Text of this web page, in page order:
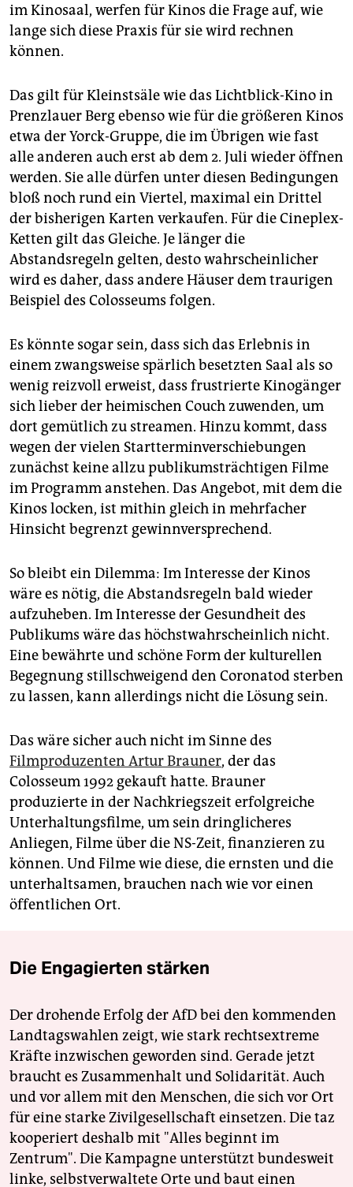
im Kinosaal, werfen für Kinos die Frage auf, wie
lange sich diese Praxis für sie wird rechnen
können.
Das gilt für Kleinstsäle wie das Lichtblick-Kino in
Prenzlauer Berg ebenso wie für die größeren Kinos
etwa der Yorck-Gruppe, die im Übrigen wie fast
alle anderen auch erst ab dem 2. Juli wieder öffnen
werden. Sie alle dürfen unter diesen Bedingungen
bloß noch rund ein Viertel, maximal ein Drittel
der bisherigen Karten verkaufen. Für die Cineplex-
Ketten gilt das Gleiche. Je länger die
Abstandsregeln gelten, desto wahrscheinlicher
wird es daher, dass andere Häuser dem traurigen
Beispiel des Colosseums folgen.
Es könnte sogar sein, dass sich das Erlebnis in
einem zwangsweise spärlich besetzten Saal als so
wenig reizvoll erweist, dass frustrierte Kinogänger
sich lieber der heimischen Couch zuwenden, um
dort gemütlich zu streamen. Hinzu kommt, dass
wegen der vielen Startterminverschiebungen
zunächst keine allzu publikumsträchtigen Filme
im Programm anstehen. Das Angebot, mit dem die
Kinos locken, ist mithin gleich in mehrfacher
Hinsicht begrenzt gewinnversprechend.
So bleibt ein Dilemma: Im Interesse der Kinos
wäre es nötig, die Abstandsregeln bald wieder
aufzuheben. Im Interesse der Gesundheit des
Publikums wäre das höchstwahrscheinlich nicht.
Eine bewährte und schöne Form der kulturellen
Begegnung stillschweigend den Coronatod sterben
zu lassen, kann allerdings nicht die Lösung sein.
Das wäre sicher auch nicht im Sinne des
Filmproduzenten Artur Brauner, der das
Colosseum 1992 gekauft hatte. Brauner
produzierte in der Nachkriegszeit erfolgreiche
Unterhaltungsfilme, um sein dringlicheres
Anliegen, Filme über die NS-Zeit, finanzieren zu
können. Und Filme wie diese, die ernsten und die
unterhaltsamen, brauchen nach wie vor einen
öffentlichen Ort.
Die Engagierten stärken
Der drohende Erfolg der AfD bei den kommenden
Landtagswahlen zeigt, wie stark rechtsextreme
Kräfte inzwischen geworden sind. Gerade jetzt
braucht es Zusammenhalt und Solidarität. Auch
und vor allem mit den Menschen, die sich vor Ort
für eine starke Zivilgesellschaft einsetzen. Die taz
kooperiert deshalb mit "Alles beginnt im
Zentrum". Die Kampagne unterstützt bundesweit
linke, selbstverwaltete Orte und baut einen